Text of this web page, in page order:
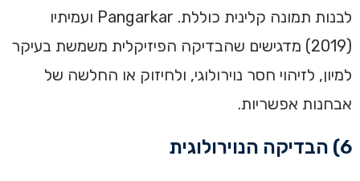
לבנות תמונה קלינית כוללת. Pangarkar ועמיתיו
(2019) מדגישים שהבדיקה הפיזיקלית משמשת בעיקר
למיון, לזיהוי חסר נוירולוגי, ולחיזוק או החלשה של
אבחנות אפשריות.
6) הבדיקה הנוירולוגית